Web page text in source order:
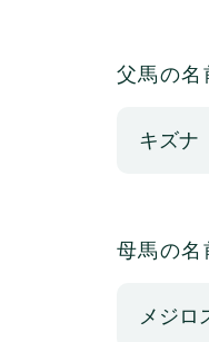
父馬の名
母馬の名